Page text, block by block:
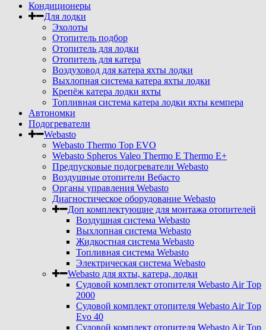
Кондиционеры
Для лодки
Эхолоты
Отопитель подбор
Отопитель для лодки
Отопитель для катера
Воздуховод для катера яхты лодки
Выхлопная система катера яхты лодки
Крепёж катера лодки яхты
Топливная система катера лодки яхты кемпера
Автономки
Подогреватели
Webasto
Webasto Thermo Top EVO
Webasto Spheros Valeo Thermo E Thermo E+
Предпусковые подогреватели Webasto
Воздушные отопители Вебасто
Органы управления Webasto
Диагностическое оборудование Webasto
Доп комплектующие для монтажа отопителей
Воздушная система Webasto
Выхлопная система Webasto
Жидкостная система Webasto
Топливная система Webasto
Электрическая система Webasto
Webasto для яхты, катера, лодки
Судовой комплект отопителя Webasto Air Top
2000
Судовой комплект отопителя Webasto Air Top
Evo 40
Судовой комплект отопителя Webasto Air Top